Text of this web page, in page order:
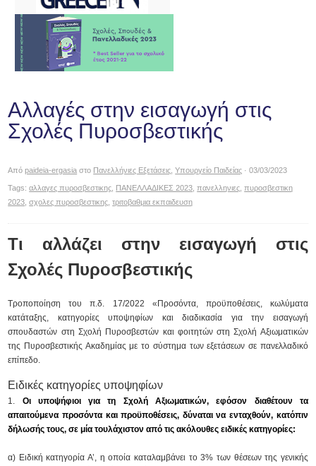
Αλλαγές στην εισαγωγή στις
Σχολές Πυροσβεστικής
Απόpaideia-ergasia στο Πανελλήνιες Εξετάσεις ,Υπουργείο Παιδείας · 03/03/2023
Tags:αλλαγες πυροσβεστικης ΠΑΝΕΛΛΑΔΙΚΕΣ 2023 ,πανελληνιες ,πυροσβεστικη
2023 ,σχολες πυροσβεστικης ,τριτοβαθμια εκπαιδευση
Τι αλλάζει στην εισαγωγή στις
Σχολές Πυροσβεστικής
Τροποποίηση του π.δ. 17/2022 «Προσόντα, προϋποθέσεις, κωλύματα
κατάταξης, κατηγορίες υποψηφίων και διαδικασία για την εισαγωγή
σπουδαστών στη Σχολή Πυροσβεστών και φοιτητών στη Σχολή Αξιωματικών
της Πυροσβεστικής Ακαδημίας με το σύστημα των εξετάσεων σε πανελλαδικό
επίπεδο.
Ειδικές κατηγορίες υποψηφίων
Οι υποψήφιοι για τη Σχολή Αξιωματικών, εφόσον διαθέτουν τα
απαιτούμενα προσόντα και προϋποθέσεις, δύναται να ενταχθούν, κατόπιν
δήλωσής τους, σε μία τουλάχιστον από τις ακόλουθες ειδικές κατηγορίες:
α) Ειδική κατηγορία Α’, η οποία καταλαμβάνει το 3% των θέσεων της γενικής